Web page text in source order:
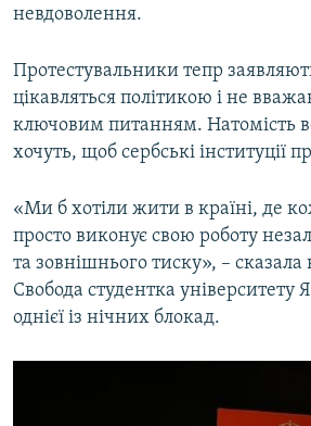
невдоволення.
Протестувальники тепр
цікавляться політикою і не
ключовим питанням. Натомість
хочуть, щоб сербські інституції
«Ми б хотіли жити в країні, де
просто виконує свою роботу
та зовнішнього тиску», – сказала
Свобода студентка університету
однієї із нічних блокад.